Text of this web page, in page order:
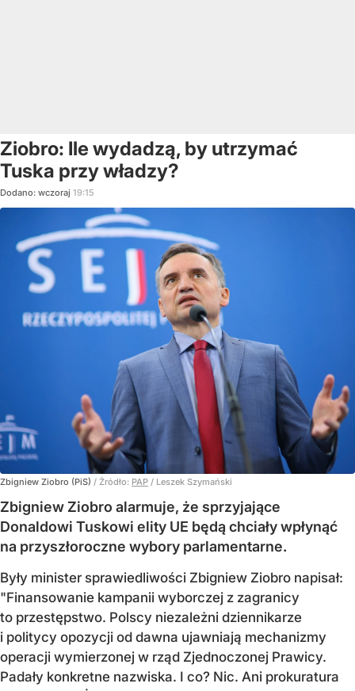
Ziobro: Ile wydadzą, by utrzymać
Tuska przy władzy?
Dodano: wczoraj 19:15
Zbigniew Ziobro (PiS) / Źródło: PAP / Leszek Szymański
Zbigniew Ziobro alarmuje, że sprzyjające
Donaldowi Tuskowi elity UE będą chciały wpłynąć
na przyszłoroczne wybory parlamentarne.
Były minister sprawiedliwości Zbigniew Ziobro napisał:
"Finansowanie kampanii wyborczej z zagranicy
to przestępstwo. Polscy niezależni dziennikarze
i politycy opozycji od dawna ujawniają mechanizmy
operacji wymierzonej w rząd Zjednoczonej Prawicy.
Padały konkretne nazwiska. I co? Nic. Ani prokuratura